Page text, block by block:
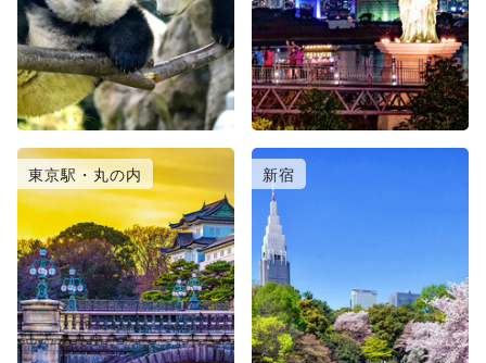
東京駅・丸の内 新宿